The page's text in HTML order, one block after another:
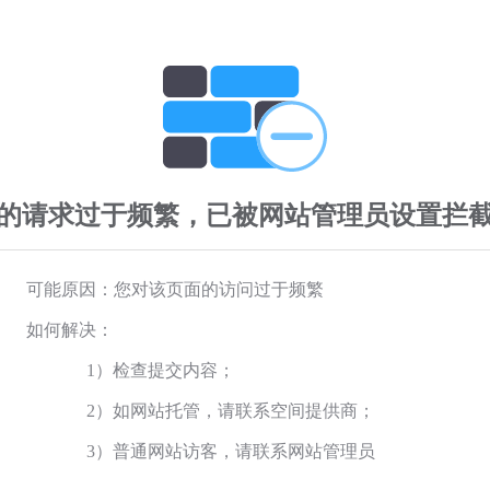
请求过于频繁，已被网站管理员设置拦
可能原因：您对该页面的访问过于频繁
如何解决：
1）检查提交内容；
2）如网站托管，请联系空间提供商；
3）普通网站访客，请联系网站管理员